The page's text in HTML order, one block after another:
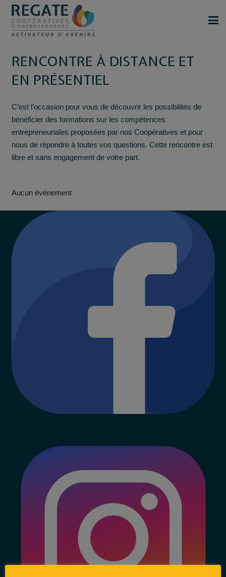
RENCONTRE À DISTANCE ET
EN PRÉSENTIEL
C’est l’occasion pour vous de découvrir les possibilités de
bénéficier des formations sur les compétences
entrepreneuriales proposées par nos Coopératives et pour
nous de répondre à toutes vos questions. Cette rencontre est
libre et sans engagement de votre part.
Aucun événement